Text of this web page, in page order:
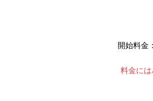
開始料金
料金に